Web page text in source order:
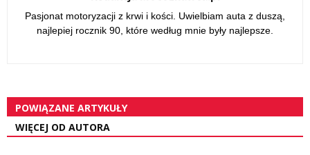
Pasjonat motoryzacji z krwi i kości. Uwielbiam auta z duszą,
najlepiej rocznik 90, które według mnie były najlepsze.
POWIĄZANE ARTYKUŁY
WIĘCEJ OD AUTORA